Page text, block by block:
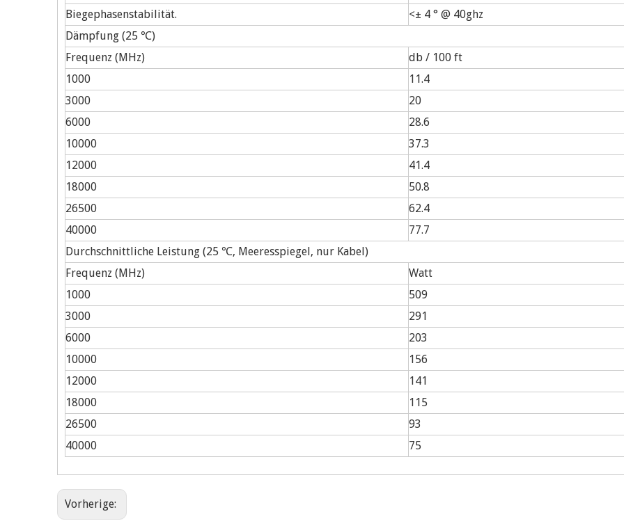
Biegephasenstabilität.
<± 4 ° @ 40ghz
Dämpfung (25 ℃)
Frequenz (MHz)
db / 100 ft
1000
11.4
3000
20
6000
28.6
10000
37.3
12000
41.4
18000
50.8
26500
62.4
40000
77.7
Durchschnittliche Leistung (25 ℃, Meeresspiegel, nur Kabel)
Frequenz (MHz)
Watt
1000
509
3000
291
6000
203
10000
156
12000
141
18000
115
26500
93
40000
75
Vorherige: